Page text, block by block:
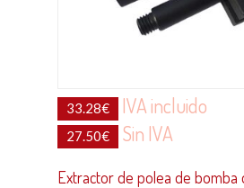
33.28€ IVA incluido
27.50€ Sin IVA
Extractor de polea de bomba